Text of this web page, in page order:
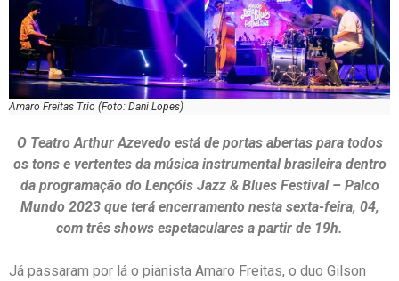
Amaro Freitas Trio (Foto: Dani Lopes)
O Teatro Arthur Azevedo está de portas abertas para todos
os tons e vertentes da música instrumental brasileira dentro
da programação do Lençóis Jazz & Blues Festival – Palco
Mundo 2023 que terá encerramento nesta sexta-feira, 04,
com três shows espetaculares a partir de 19h.
Já passaram por lá o pianista Amaro Freitas, o duo Gilson